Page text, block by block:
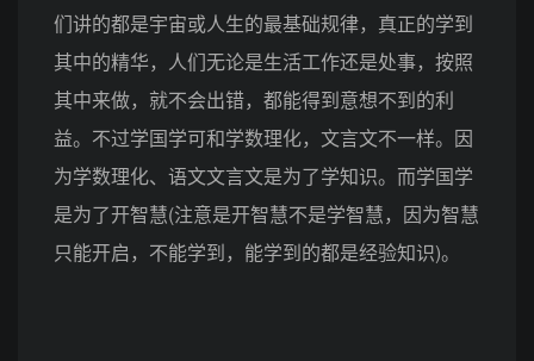
们讲的都是宇宙或人生的最基础规律，真正的学到
其中的精华，人们无论是生活工作还是处事，按照
其中来做，就不会出错，都能得到意想不到的利
益。不过学国学可和学数理化，文言文不一样。因
为学数理化、语文文言文是为了学知识。而学国学
是为了开智慧(注意是开智慧不是学智慧，因为智慧
只能开启，不能学到，能学到的都是经验知识)。